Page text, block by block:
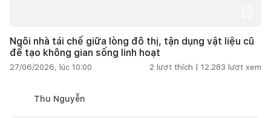
Ngôi nhà tái chế giữa lòng đô thị, tận dụng vật liệu cũ
để tạo không gian sống linh hoạt
27/06/2026, lúc 10:00 2 lượt thích | 12.283 lượt xem
Thu Nguyễn